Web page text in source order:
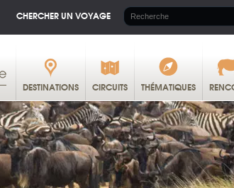
CHERCHER UN VOYAGE
DESTINATIONS CIRCUITS THÉMATIQUES